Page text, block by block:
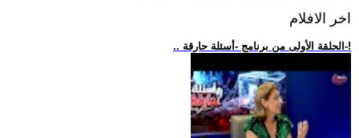
اخر الافلام
.. الحلقة الأولى من برنامج -أسئلة حارقة-!